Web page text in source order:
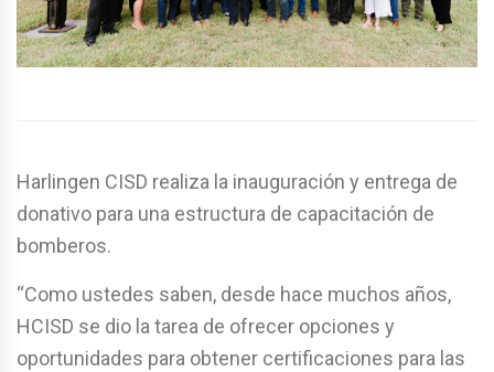
Harlingen CISD realiza la inauguración y entrega de
donativo para una estructura de capacitación de
bomberos.
“Como ustedes saben, desde hace muchos años,
HCISD se dio la tarea de ofrecer opciones y
oportunidades para obtener certificaciones para las